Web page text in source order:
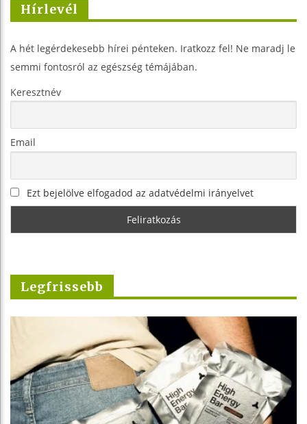
Hírlevél
A hét legérdekesebb hírei pénteken. Iratkozz fel! Ne maradj le
semmi fontosról az egészség témájában.
Keresztnév
Email
Ezt bejelölve elfogadod az adatvédelmi irányelvet
Legfrissebb